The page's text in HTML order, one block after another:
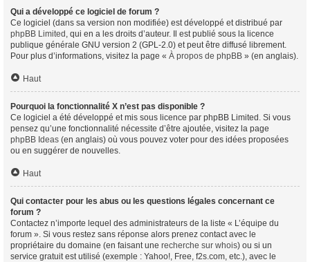
Qui a développé ce logiciel de forum ?
Ce logiciel (dans sa version non modifiée) est développé et distribué par
phpBB Limited , qui en a les droits d’auteur. Il est publié sous la licence
publique générale GNU version 2 (GPL-2.0) et peut être diffusé librement.
Pour plus d’informations, visitez la page « À propos de phpBB » (en anglais).
Haut
Pourquoi la fonctionnalité X n’est pas disponible ?
Ce logiciel a été développé et mis sous licence par phpBB Limited. Si vous
pensez qu’une fonctionnalité nécessite d’être ajoutée, visitez la page
phpBB Ideas (en anglais) où vous pouvez voter pour des idées proposées
ou en suggérer de nouvelles.
Haut
Qui contacter pour les abus ou les questions légales concernant ce
forum ?
Contactez n’importe lequel des administrateurs de la liste « L’équipe du
forum ». Si vous restez sans réponse alors prenez contact avec le
propriétaire du domaine (en faisant une recherche sur whois) ou si un
service gratuit est utilisé (exemple : Yahoo!, Free, f2s.com, etc.), avec le